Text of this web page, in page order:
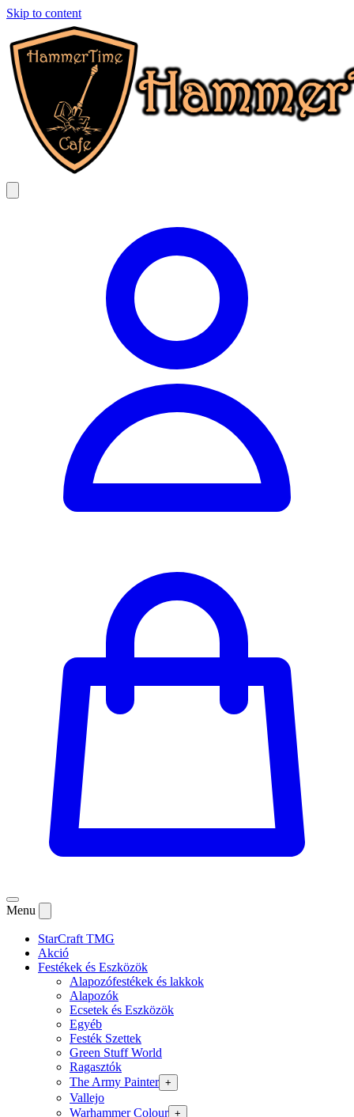
Skip to content
Menu
StarCraft TMG
Akció
Festékek és Eszközök
Alapozófestékek és lakkok
Alapozók
Ecsetek és Eszközök
Egyéb
Festék Szettek
Green Stuff World
Ragasztók
The Army Painter +
Vallejo
Warhammer Colour +